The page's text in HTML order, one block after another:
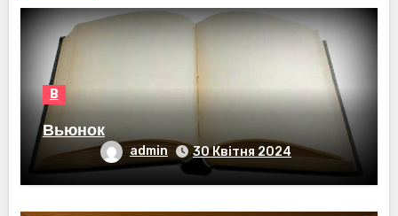
В
Вьюнок
admin 30 Квітня 2024